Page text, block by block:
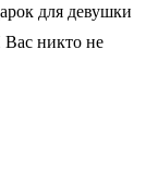
для девушки
Вас никто не